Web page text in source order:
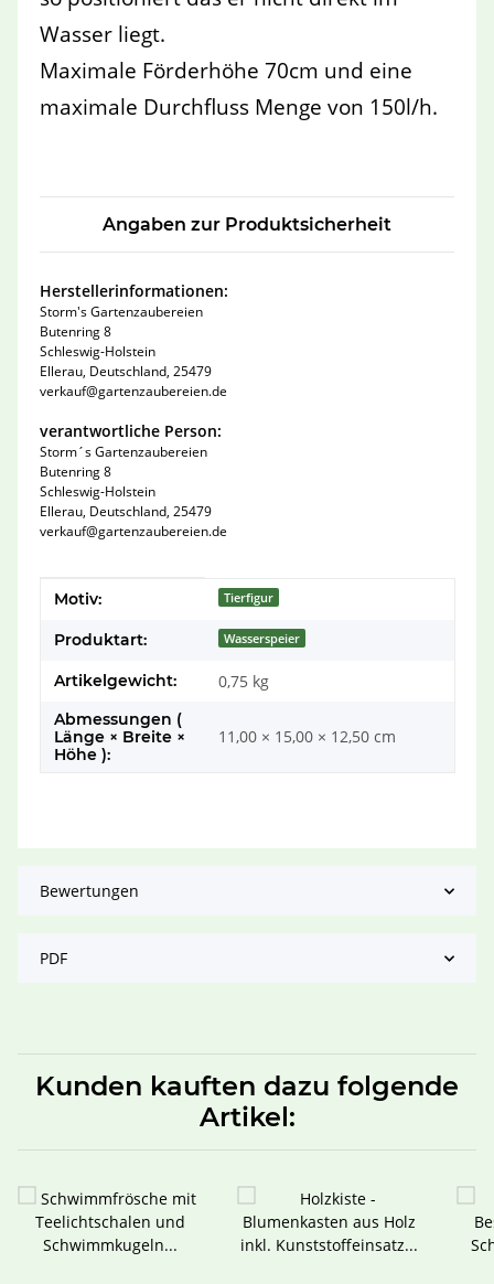
Wasser liegt.
Maximale Förderhöhe 70cm und eine
maximale Durchfluss Menge von 150l/h.
Angaben zur Produktsicherheit
Herstellerinformationen:
Storm's Gartenzaubereien
Butenring 8
Schleswig-Holstein
Ellerau, Deutschland, 25479
verkauf@gartenzaubereien.de
verantwortliche Person:
Storm´s Gartenzaubereien
Butenring 8
Schleswig-Holstein
Ellerau, Deutschland, 25479
verkauf@gartenzaubereien.de
Produkteigenschaft
Wert
Motiv: Tierfigur
Produktart: Wasserspeier
Artikelgewicht: 0,75 kg
Abmessungen (
Länge × Breite ×
Höhe ):
11,00 × 15,00 × 12,50 cm
Bewertungen
PDF
Kunden kauften dazu folgende
Artikel: